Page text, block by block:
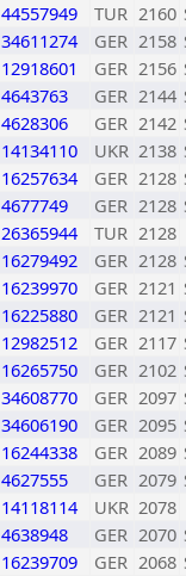
44557949 TUR 2160
34611274 GER 2158
12918601 GER 2156
4643763 GER 2144
4628306 GER 2142
14134110 UKR 2138
16257634 GER 2128
4677749 GER 2128
26365944 TUR 2128
16279492 GER 2128
16239970 GER 2121
16225880 GER 2121
12982512 GER 2117
16265750 GER 2102
34608770 GER 2097
34606190 GER 2095
16244338 GER 2089
4627555 GER 2079
14118114 UKR 2078
4638948 GER 2070
16239709 GER 2068